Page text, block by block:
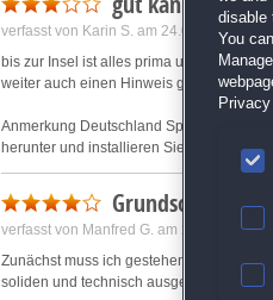
verfasst von Karin S. am 24.02.2017 um
bis zur Insel ist alles prima und
weiter auch einen Hinweis gibt es nicht,
Anmerkung Deutschland Spielt: Es gibt
herunter und installieren Sie es erneut.
Grundsolides
verfasst von Manfred G. am 26.02.2017
Zunächst muss ich gestehen, dass ich
soliden und technisch ausgefeilten
disable
You